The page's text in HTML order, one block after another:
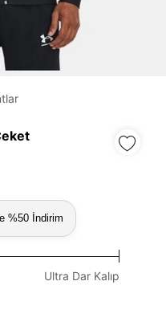
%50 İndirim
Ultra Dar Kalıp
Hızlı sipariş takibi.
değişim.